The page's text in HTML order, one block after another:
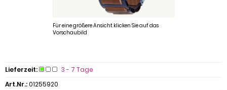
Für eine größere Ansicht klicken Sie auf das
Vorschaubild
Lieferzeit:
3 - 7 Tage
Art.Nr.:01255920